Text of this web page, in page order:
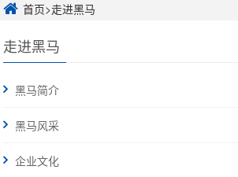
首页>走进黑马
走进黑马
黑马简介
黑马风采
企业文化